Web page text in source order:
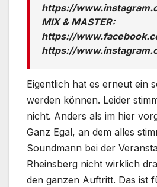
https://
MIX & MASTER:
https://
https://
Eigentlich hat es erneut ein
werden können. Leider
nicht. Anders als im hier
Ganz Egal, an dem alles
Soundmann bei der
Rheinsberg nicht wirklich
den ganzen Auftritt. Das ist